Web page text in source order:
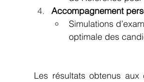
Accompagnement
Simulations
optimale des
Les résultats obtenus aux